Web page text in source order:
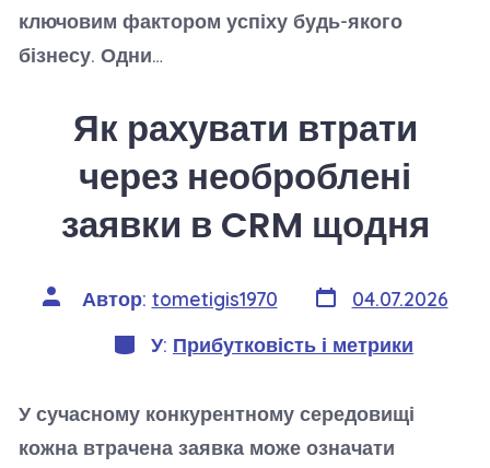
ключовим фактором успіху будь-якого
бізнесу. Одни…
Як рахувати втрати
через необроблені
заявки в CRM щодня
Автор
запису
Автор: tometigis1970 Дата
запису
04.07.2026
Категорії
У: Прибутковість і метрики
У сучасному конкурентному середовищі
кожна втрачена заявка може означати